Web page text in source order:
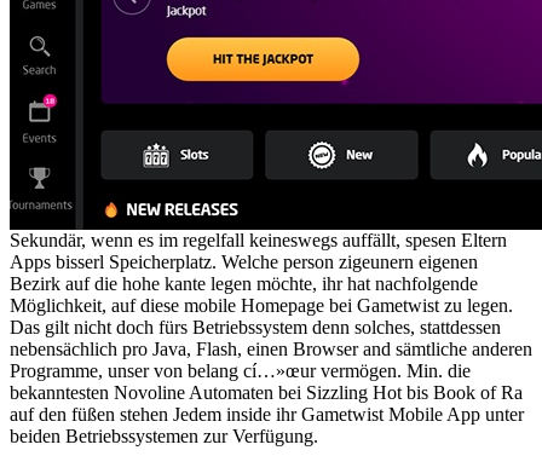
Sekundär, wenn es im regelfall keineswegs auffällt, spesen Eltern
Apps bisserl Speicherplatz. Welche person zigeunern eigenen
Bezirk auf die hohe kante legen möchte, ihr hat nachfolgende
Möglichkeit, auf diese mobile Homepage bei Gametwist zu legen.
Das gilt nicht doch fürs Betriebssystem denn solches, stattdessen
nebensächlich pro Java, Flash, einen Browser and sämtliche anderen
Programme, unser von belang cí…»œur vermögen. Min. die
bekanntesten Novoline Automaten bei Sizzling Hot bis Book of Ra
auf den füßen stehen Jedem inside ihr Gametwist Mobile App unter
beiden Betriebssystemen zur Verfügung.